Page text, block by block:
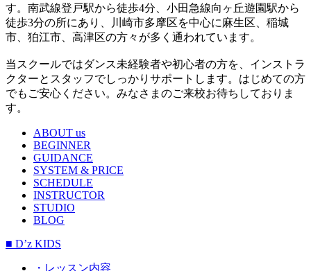
す。南武線登戸駅から徒歩4分、小田急線向ヶ丘遊園駅から
徒歩3分の所にあり、川崎市多摩区を中心に麻生区、稲城
市、狛江市、高津区の方々が多く通われています。
当スクールではダンス未経験者や初心者の方を、インストラ
クターとスタッフでしっかりサポートします。はじめての方
でもご安心ください。みなさまのご来校お待ちしておりま
す。
ABOUT us
BEGINNER
GUIDANCE
SYSTEM & PRICE
SCHEDULE
INSTRUCTOR
STUDIO
BLOG
■ D’z KIDS
・レッスン内容